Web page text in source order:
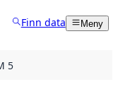
Finn data Meny
5